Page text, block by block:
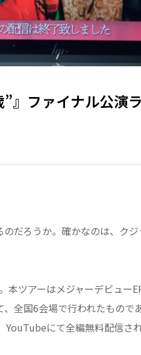
』ファイナル公演
だろうか。確かなのは、ク
ツアーはメジャーデビュー
全国6会場で行われたもので
にて全編無料配信さ